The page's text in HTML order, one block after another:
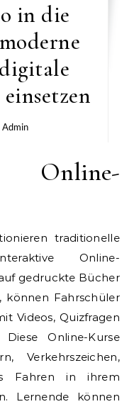
in die
Admin
traditionelle
Online-
gedruckte Bücher
können Fahrschüler
Videos, Quizfragen
Online-Kurse
Verkehrszeichen,
Fahren in ihrem
Lernende können